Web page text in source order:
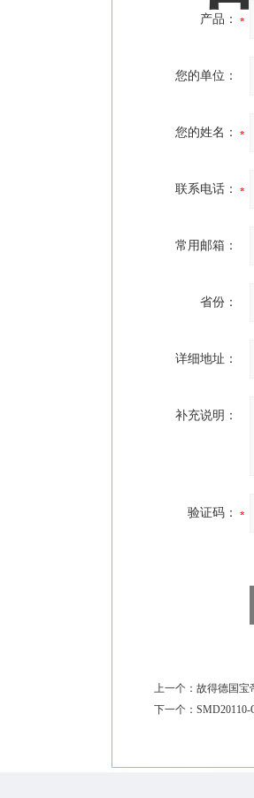
产品：
您的单位：
您的姓名：
联系电话：
常用邮箱：
省份：
详细地址：
补充说明：
验证码：
上一个：故得德国宝
下一个：SMD20110-